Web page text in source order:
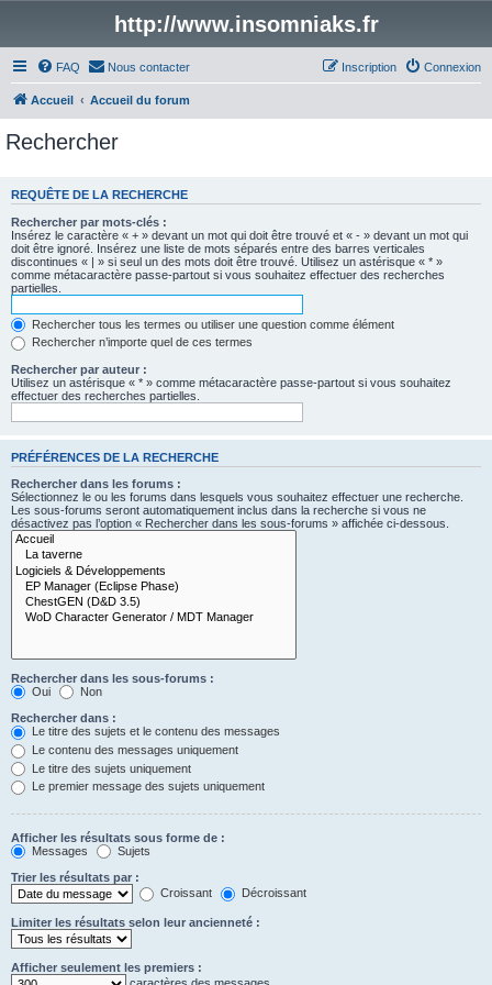
http://www.insomniaks.fr
FAQ Nous contacter Connexion
Inscription
Accueil Accueil du forum
Rechercher
REQUÊTE DE LA RECHERCHE
Rechercher par mots-clés :
Insérez le caractère « + » devant un mot qui doit être trouvé et « - » devant un mot qui
doit être ignoré. Insérez une liste de mots séparés entre des barres verticales
discontinues « | » si seul un des mots doit être trouvé. Utilisez un astérisque « * »
comme métacaractère passe-partout si vous souhaitez effectuer des recherches
partielles.
Rechercher tous les termes ou utiliser une question comme élément
Rechercher n’importe quel de ces termes
Rechercher par auteur :
Utilisez un astérisque « * » comme métacaractère passe-partout si vous souhaitez
effectuer des recherches partielles.
PRÉFÉRENCES DE LA RECHERCHE
Rechercher dans les forums :
Sélectionnez le ou les forums dans lesquels vous souhaitez effectuer une recherche.
Les sous-forums seront automatiquement inclus dans la recherche si vous ne
désactivez pas l’option « Rechercher dans les sous-forums » affichée ci-dessous.
Rechercher dans les sous-forums :
Oui
Non
Rechercher dans :
Le titre des sujets et le contenu des messages
Le contenu des messages uniquement
Le titre des sujets uniquement
Le premier message des sujets uniquement
Afficher les résultats sous forme de :
Messages
Sujets
Trier les résultats par :
Croissant
Décroissant
Limiter les résultats selon leur ancienneté :
Afficher seulement les premiers :